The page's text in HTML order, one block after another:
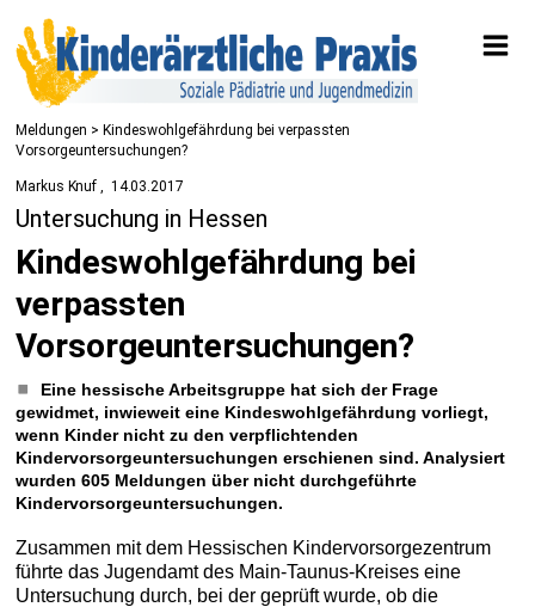
Meldungen > Kindeswohlgefährdung bei verpassten
Vorsorgeuntersuchungen?
Markus Knuf 14.03.2017
Untersuchung in Hessen
Kindeswohlgefährdung bei
verpassten
Vorsorgeuntersuchungen?
Eine hessische Arbeitsgruppe hat sich der Frage
gewidmet, inwieweit eine Kindeswohlgefährdung vorliegt,
wenn Kinder nicht zu den verpflichtenden
Kindervorsorgeuntersuchungen erschienen sind. Analysiert
wurden 605 Meldungen über nicht durchgeführte
Kindervorsorgeuntersuchungen.
Zusammen mit dem Hessischen Kindervorsorgezentrum
führte das Jugendamt des Main-Taunus-Kreises eine
Untersuchung durch, bei der geprüft wurde, ob die